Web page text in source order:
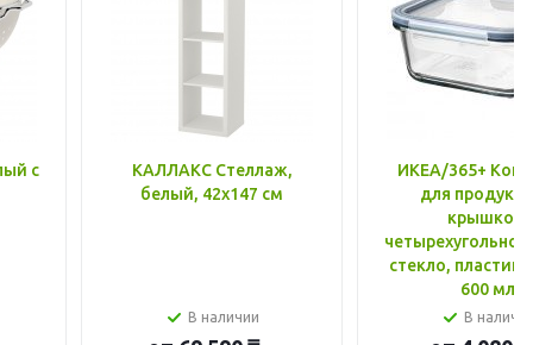
с
КАЛЛАКС Стеллаж,
белый, 42x147 см
В наличии
ИКЕА/365+
для
крышкой,
стекло, пластик
600 мл
В